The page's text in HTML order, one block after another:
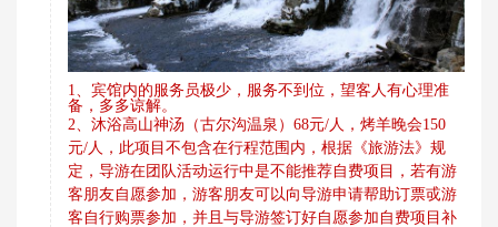
1、宾馆内的服务员极少，服务不到位，望客人有心理准
备，多多谅解。
2、沐浴高山神汤（古尔沟温泉）68元/人，烤羊晚会150
元/人， 此项目不包含在行程范围内，根据《旅游法》规
定，导游在团队活动运行中是不能推荐自费项目，若有游
客朋友自愿参加，游客朋友可以向导游申请帮助订票戓游
客自行购票参加，并且与导游签订好自愿参加自费项目补